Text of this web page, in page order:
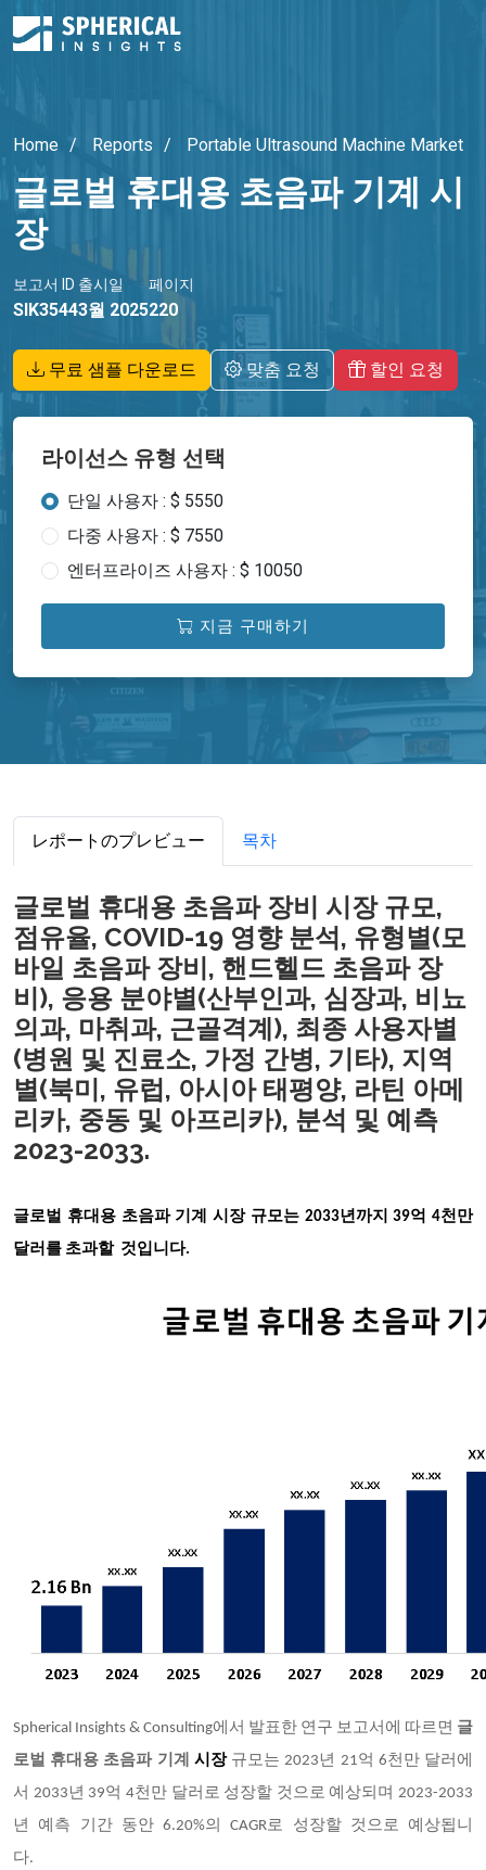
Home Reports Portable Ultrasound Machine Market
글로벌 휴대용 초음파 기계 시
장
보고서 ID
SIK3544
출시일
3월 2025
페이지
220
무료 샘플 다운로드 맞춤 요청 할인 요청
라이선스 유형 선택
단일 사용자 : $ 5550
다중 사용자 : $ 7550
엔터프라이즈 사용자 : $ 10050
지금 구매하기
レポートのプレビュー 목차
글로벌 휴대용 초음파 장비 시장 규모,
점유율, COVID-19 영향 분석, 유형별(모
바일 초음파 장비, 핸드헬드 초음파 장
비), 응용 분야별(산부인과, 심장과, 비뇨
의과, 마취과, 근골격계), 최종 사용자별
(병원 및 진료소, 가정 간병, 기타), 지역
별(북미, 유럽, 아시아 태평양, 라틴 아메
리카, 중동 및 아프리카), 분석 및 예측
2023-2033.
글로벌 휴대용 초음파 기계 시장 규모는 2033년까지 39억 4천만
달러를 초과할 것입니다.
Spherical Insights & Consulting에서 발표한 연구 보고서에 따르면 글
로벌 휴대용 초음파 기계 시장 규모는 2023년 21억 6천만 달러에
서 2033년 39억 4천만 달러로 성장할 것으로 예상되며 2023-2033
년 예측 기간 동안 6.20%의 CAGR로 성장할 것으로 예상됩니
다.